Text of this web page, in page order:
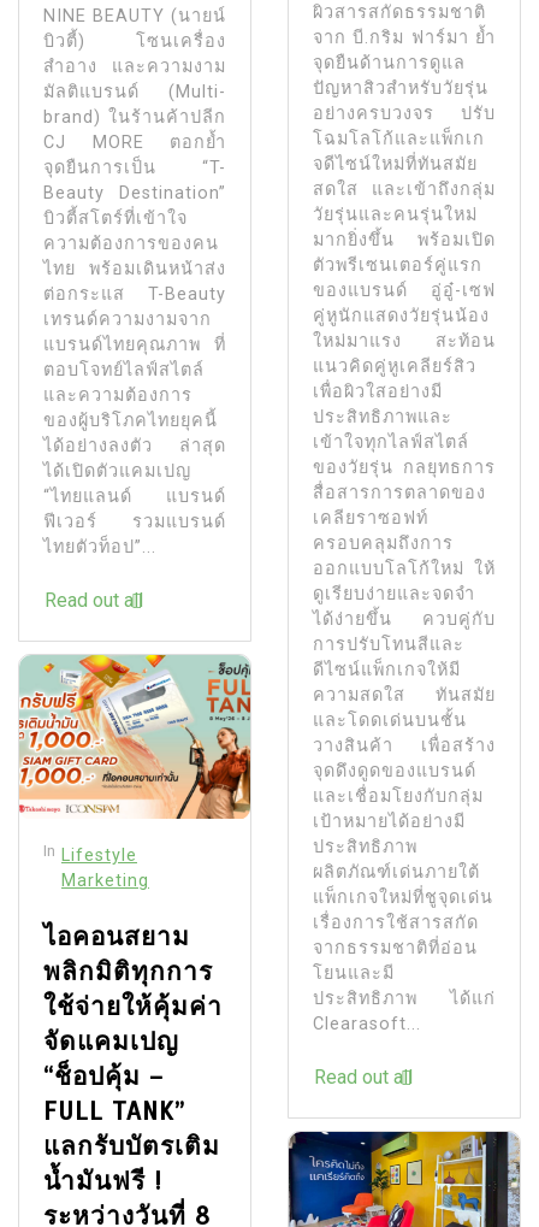
NINE BEAUTY (นายน์
บิวตี้) โซนเครื่อง
สำอาง และความงาม
มัลติแบรนด์ (Multi-
brand) ในร้านค้าปลีก
CJ MORE ตอกย้ำ
จุดยืนการเป็น “T-
Beauty Destination”
บิวตี้สโตร์ที่เข้าใจ
ความต้องการของคน
ไทย พร้อมเดินหน้าส่ง
ต่อกระแส T-Beauty
เทรนด์ความงามจาก
แบรนด์ไทยคุณภาพ ที่
ตอบโจทย์ไลฟ์สไตล์
และความต้องการ
ของผู้บริโภคไทยยุคนี้
ได้อย่างลงตัว ล่าสุด
ได้เปิดตัวแคมเปญ
“ไทยแลนด์ แบรนด์
ฟีเวอร์ รวมแบรนด์
ไทยตัวท็อป”...
Read out all
In Lifestyle
Marketing
ไอคอนสยาม
พลิกมิติทุกการ
ใช้จ่ายให้คุ้มค่า
จัดแคมเปญ
“ช็อปคุ้ม –
FULL TANK”
แลกรับบัตรเติม
น้ำมันฟรี !
ระหว่างวันที่ 8
ผิวสารสกัดธรรมชาติ
จาก บี.กริม ฟาร์มา ย้ำ
จุดยืนด้านการดูแล
ปัญหาสิวสำหรับวัยรุ่น
อย่างครบวงจร ปรับ
โฉมโลโก้และแพ็กเก
จดีไซน์ใหม่ที่ทันสมัย
สดใส และเข้าถึงกลุ่ม
วัยรุ่นและคนรุ่นใหม่
มากยิ่งขึ้น พร้อมเปิด
ตัวพรีเซนเตอร์คู่แรก
ของแบรนด์ อู่อู๋-เซฟ
คู่หูนักแสดงวัยรุ่นน้อง
ใหม่มาแรง สะท้อน
แนวคิดคู่หูเคลียร์สิว
เพื่อผิวใสอย่างมี
ประสิทธิภาพและ
เข้าใจทุกไลฟ์สไตล์
ของวัยรุ่น กลยุทธการ
สื่อสารการตลาดของ
เคลียราซอฟท์
ครอบคลุมถึงการ
ออกแบบโลโก้ใหม่ ให้
ดูเรียบง่ายและจดจำ
ได้ง่ายขึ้น ควบคู่กับ
การปรับโทนสีและ
ดีไซน์แพ็กเกจให้มี
ความสดใส ทันสมัย
และโดดเด่นบนชั้น
วางสินค้า เพื่อสร้าง
จุดดึงดูดของแบรนด์
และเชื่อมโยงกับกลุ่ม
เป้าหมายได้อย่างมี
ประสิทธิภาพ
ผลิตภัณฑ์เด่นภายใต้
แพ็กเกจใหม่ที่ชูจุดเด่น
เรื่องการใช้สารสกัด
จากธรรมชาติที่อ่อน
โยนและมี
ประสิทธิภาพ ได้แก่
Clearasoft...
Read out all